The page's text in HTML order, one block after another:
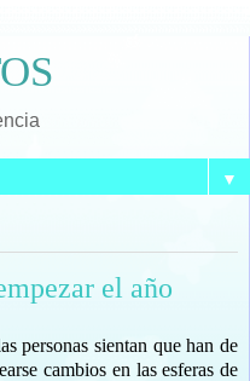
▼
el año
personas sientan que han de
cambios en las esferas de